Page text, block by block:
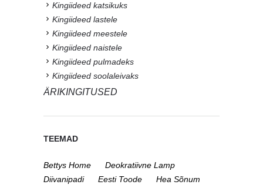
Kingiideed katsikuks
Kingiideed lastele
Kingiideed meestele
Kingiideed naistele
Kingiideed pulmadeks
Kingiideed soolaleivaks
ÄRIKINGITUSED
TEEMAD
Bettys Home
Deokratiivne Lamp
Diivanipadi
Eesti Toode
Hea Sõnum